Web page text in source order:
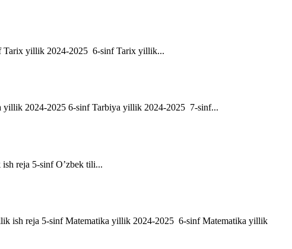
Tarix yillik 2024-2025 6-sinf Tarix yillik...
yillik 2024-2025 6-sinf Tarbiya yillik 2024-2025 7-sinf...
reja 5-sinf O’zbek tili...
ish reja 5-sinf Matematika yillik 2024-2025 6-sinf Matematika yillik